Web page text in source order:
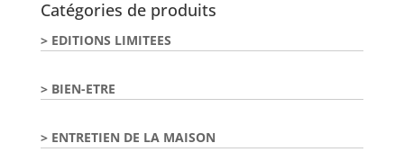
Catégories de produits
EDITIONS LIMITEES
BIEN-ETRE
ENTRETIEN DE LA MAISON